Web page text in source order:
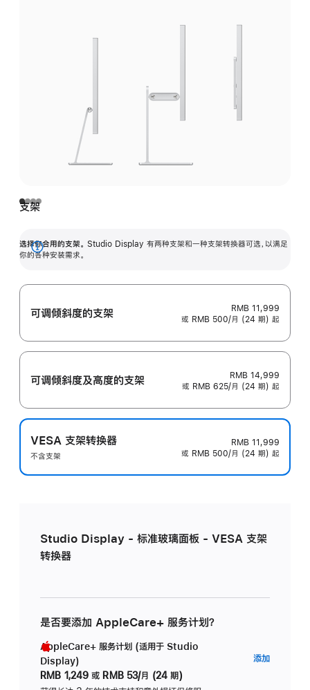
支架
选择你合用的支架。 Studio Display 有两种支架和一种支架转换器可选，以满足
你的各种安装需求。
展
可调倾斜度的支架
RMB 11,999
或 RMB 500/月 (24 期) 起
可调倾斜度及高‍度的支‍架
RMB 14,999
或 RMB 625/月 (24 期) 起
VESA 支架转换器
不含支架
RMB 11,999
或 RMB 500/月 (24 期) 起
Studio Display - 标准玻璃面板 - VESA 支架
转换器
是否要添加 AppleCare+ 服务计划？
AppleCare+ 服务计划 (适用于 Studio
Display)
RMB 1,249 或 RMB 53/月 (24 期)
添加